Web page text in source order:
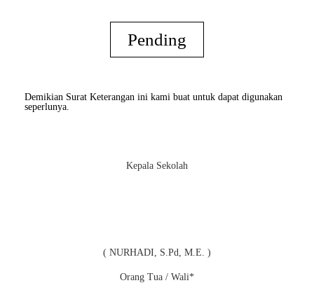
Pending
Demikian Surat Keterangan ini kami buat untuk dapat digunakan
seperlunya.
Kepala Sekolah
( NURHADI, S.Pd, M.E. )
Orang Tua / Wali*